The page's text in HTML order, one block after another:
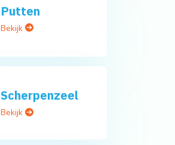
Putten
Bekijk
Scherpenzeel
Bekijk